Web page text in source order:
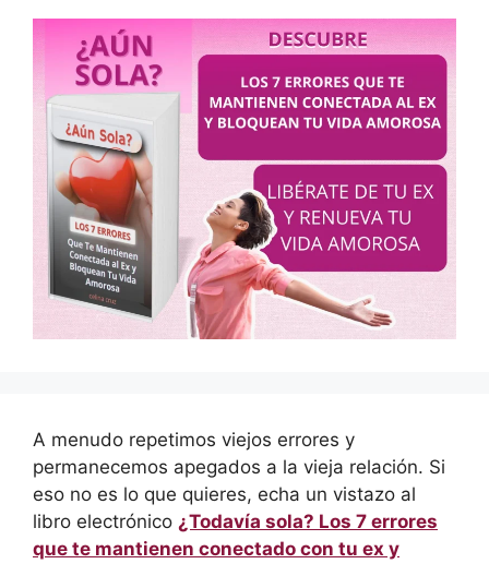
A menudo repetimos viejos errores y
permanecemos apegados a la vieja relación. Si
eso no es lo que quieres, echa un vistazo al
libro electrónico ¿Todavía sola? Los 7 errores
que te mantienen conectado con tu ex y